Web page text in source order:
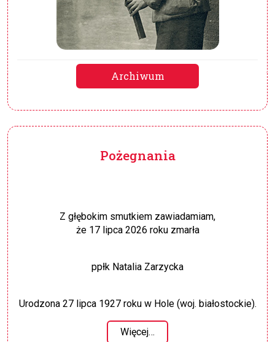
Archiwum
Pożegnania
Z głębokim smutkiem zawiadamiam,
że 17 lipca 2026 roku zmarła
ppłk Natalia Zarzycka
Urodzona 27 lipca 1927 roku w Hole (woj. białostockie).
Więcej…